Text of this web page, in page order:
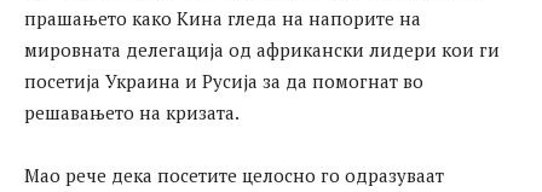
прашањето како Кина гледа на напорите на
мировната делегација од африкански лидери кои ги
посетија Украина и Русија за да помогнат во
решавањето на кризата.
Мао рече дека посетите целосно го одразуваат